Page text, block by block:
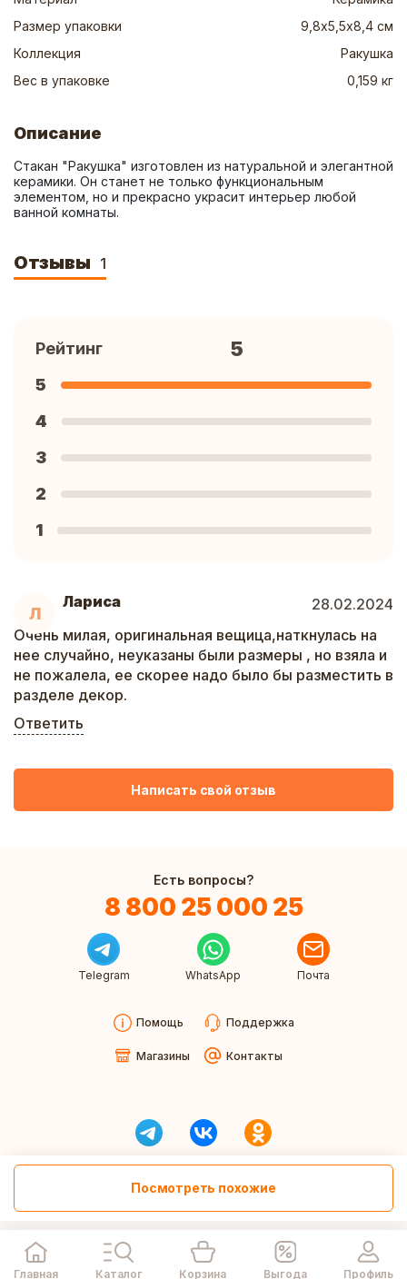
Посмотреть похожие
Размер упаковки
9,8х5,5х8,4 см
Коллекция
Ракушка
Вес в упаковке
0,159 кг
Описание
Стакан "Ракушка" изготовлен из натуральной и элегантной
керамики. Он станет не только функциональным
элементом, но и прекрасно украсит интерьер любой
ванной комнаты.
Отзывы 1
Л
Лариса
28.02.2024
Очень милая, оригинальная вещица,наткнулась на
нее случайно, неуказаны были размеры , но взяла и
не пожалела, ее скорее надо было бы разместить в
разделе декор.
Ответить
Рейтинг 5
5
4
3
2
1
Написать свой отзыв
Есть вопросы?
8 800 25 000 25
Telegram WhatsApp Почта
Помощь Поддержка
Магазины Контакты
Главная Каталог Корзина Выгода Профиль